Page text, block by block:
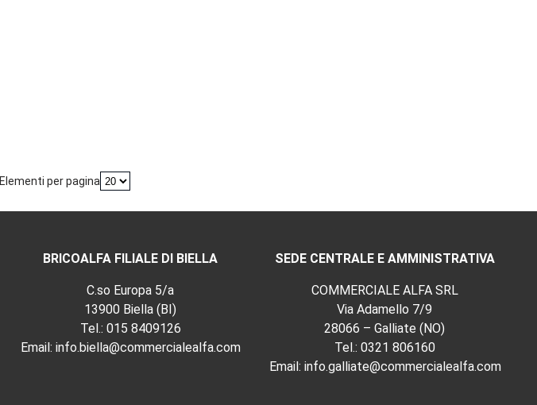
Elementi per pagina
BRICOALFA FILIALE DI BIELLA
C.so Europa 5/a
13900 Biella (BI)
Tel.: 015 8409126
Email: info.biella@commercialealfa.com
SEDE CENTRALE E AMMINISTRATIVA
COMMERCIALE ALFA SRL
Via Adamello 7/9
28066 – Galliate (NO)
Tel.: 0321 806160
Email: info.galliate@commercialealfa.com